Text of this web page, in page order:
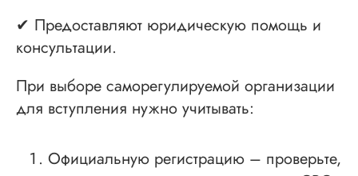
✔ Предоставляют юридическую помощь и
консультации.
При выборе саморегулируемой организации
для вступления нужно учитывать:
Официальную регистрацию – проверьте,